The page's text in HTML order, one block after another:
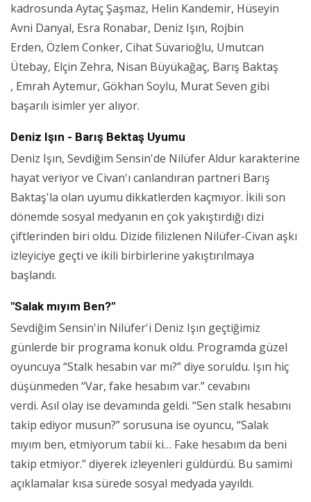
kadrosunda Aytaç Şaşmaz, Helin Kandemir, Hüseyin
Avni Danyal, Esra Ronabar, Deniz Işın, Rojbin
Erden, Özlem Conker, Cihat Süvarioğlu, Umutcan
Ütebay, Elçin Zehra, Nisan Büyükağaç, Barış Baktaş
, Emrah Aytemur, Gökhan Soylu, Murat Seven gibi
başarılı isimler yer alıyor.
Deniz Işın - Barış Bektaş Uyumu
Deniz Işın, Sevdiğim Sensin'de Nilüfer Aldur karakterine
hayat veriyor ve Civan'ı canlandıran partneri Barış
Baktaş'la olan uyumu dikkatlerden kaçmıyor. İkili son
dönemde sosyal medyanın en çok yakıştırdığı dizi
çiftlerinden biri oldu. Dizide filizlenen Nilüfer-Civan aşkı
izleyiciye geçti ve ikili birbirlerine yakıştırılmaya
başlandı.
"Salak mıyım Ben?"
Sevdiğim Sensin'in Nilüfer'i Deniz Işın geçtiğimiz
günlerde bir programa konuk oldu. Programda güzel
oyuncuya “Stalk hesabın var mı?” diye soruldu. Işın hiç
düşünmeden “Var, fake hesabım var.” cevabını
verdi. Asıl olay ise devamında geldi. “Sen stalk hesabını
takip ediyor musun?” sorusuna ise oyuncu, “Salak
mıyım ben, etmiyorum tabii ki… Fake hesabım da beni
takip etmiyor.” diyerek izleyenleri güldürdü. Bu samimi
açıklamalar kısa sürede sosyal medyada yayıldı.